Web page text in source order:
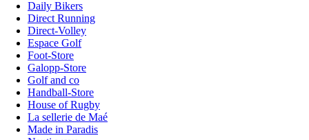
Daily Bikers
Direct Running
Direct-Volley
Espace Golf
Foot-Store
Galopp-Store
Golf and co
Handball-Store
House of Rugby
La sellerie de Maé
Made in Paradis